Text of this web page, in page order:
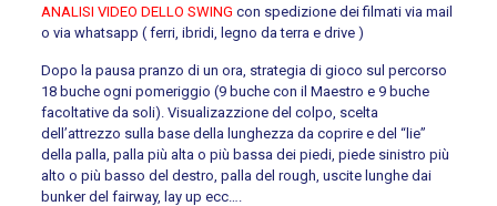
ANALISI VIDEO DELLO SWING con spedizione dei filmati via mail
o via whatsapp ( ferri, ibridi, legno da terra e drive )
Dopo la pausa pranzo di un ora, strategia di gioco sul percorso
18 buche ogni pomeriggio (9 buche con il Maestro e 9 buche
facoltative da soli). Visualizazzione del colpo, scelta
dell’attrezzo sulla base della lunghezza da coprire e del “lie”
della palla, palla più alta o più bassa dei piedi, piede sinistro più
alto o più basso del destro, palla del rough, uscite lunghe dai
bunker del fairway, lay up ecc….